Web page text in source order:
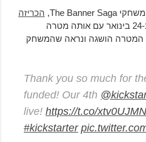
הכריזה
רשמית על תחילת הפרויקט ב-24 בינואר עם אותה מטרה
קצר המטרה הושגה ונראה שהמשחק
Thank you so much for
funded! Our 4th
live!https://t.co/
#kickstarter